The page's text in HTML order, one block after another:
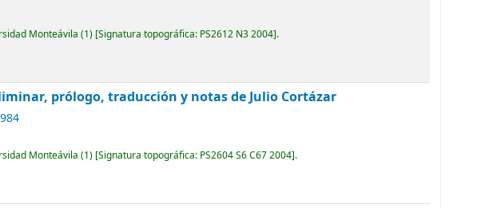
Monteávila (1) Signatura topográfica: PS2612 N3 2004 .
prólogo, traducción y notas de Julio Cortázar
Monteávila (1) Signatura topográfica: PS2604 S6 C67 2004 .